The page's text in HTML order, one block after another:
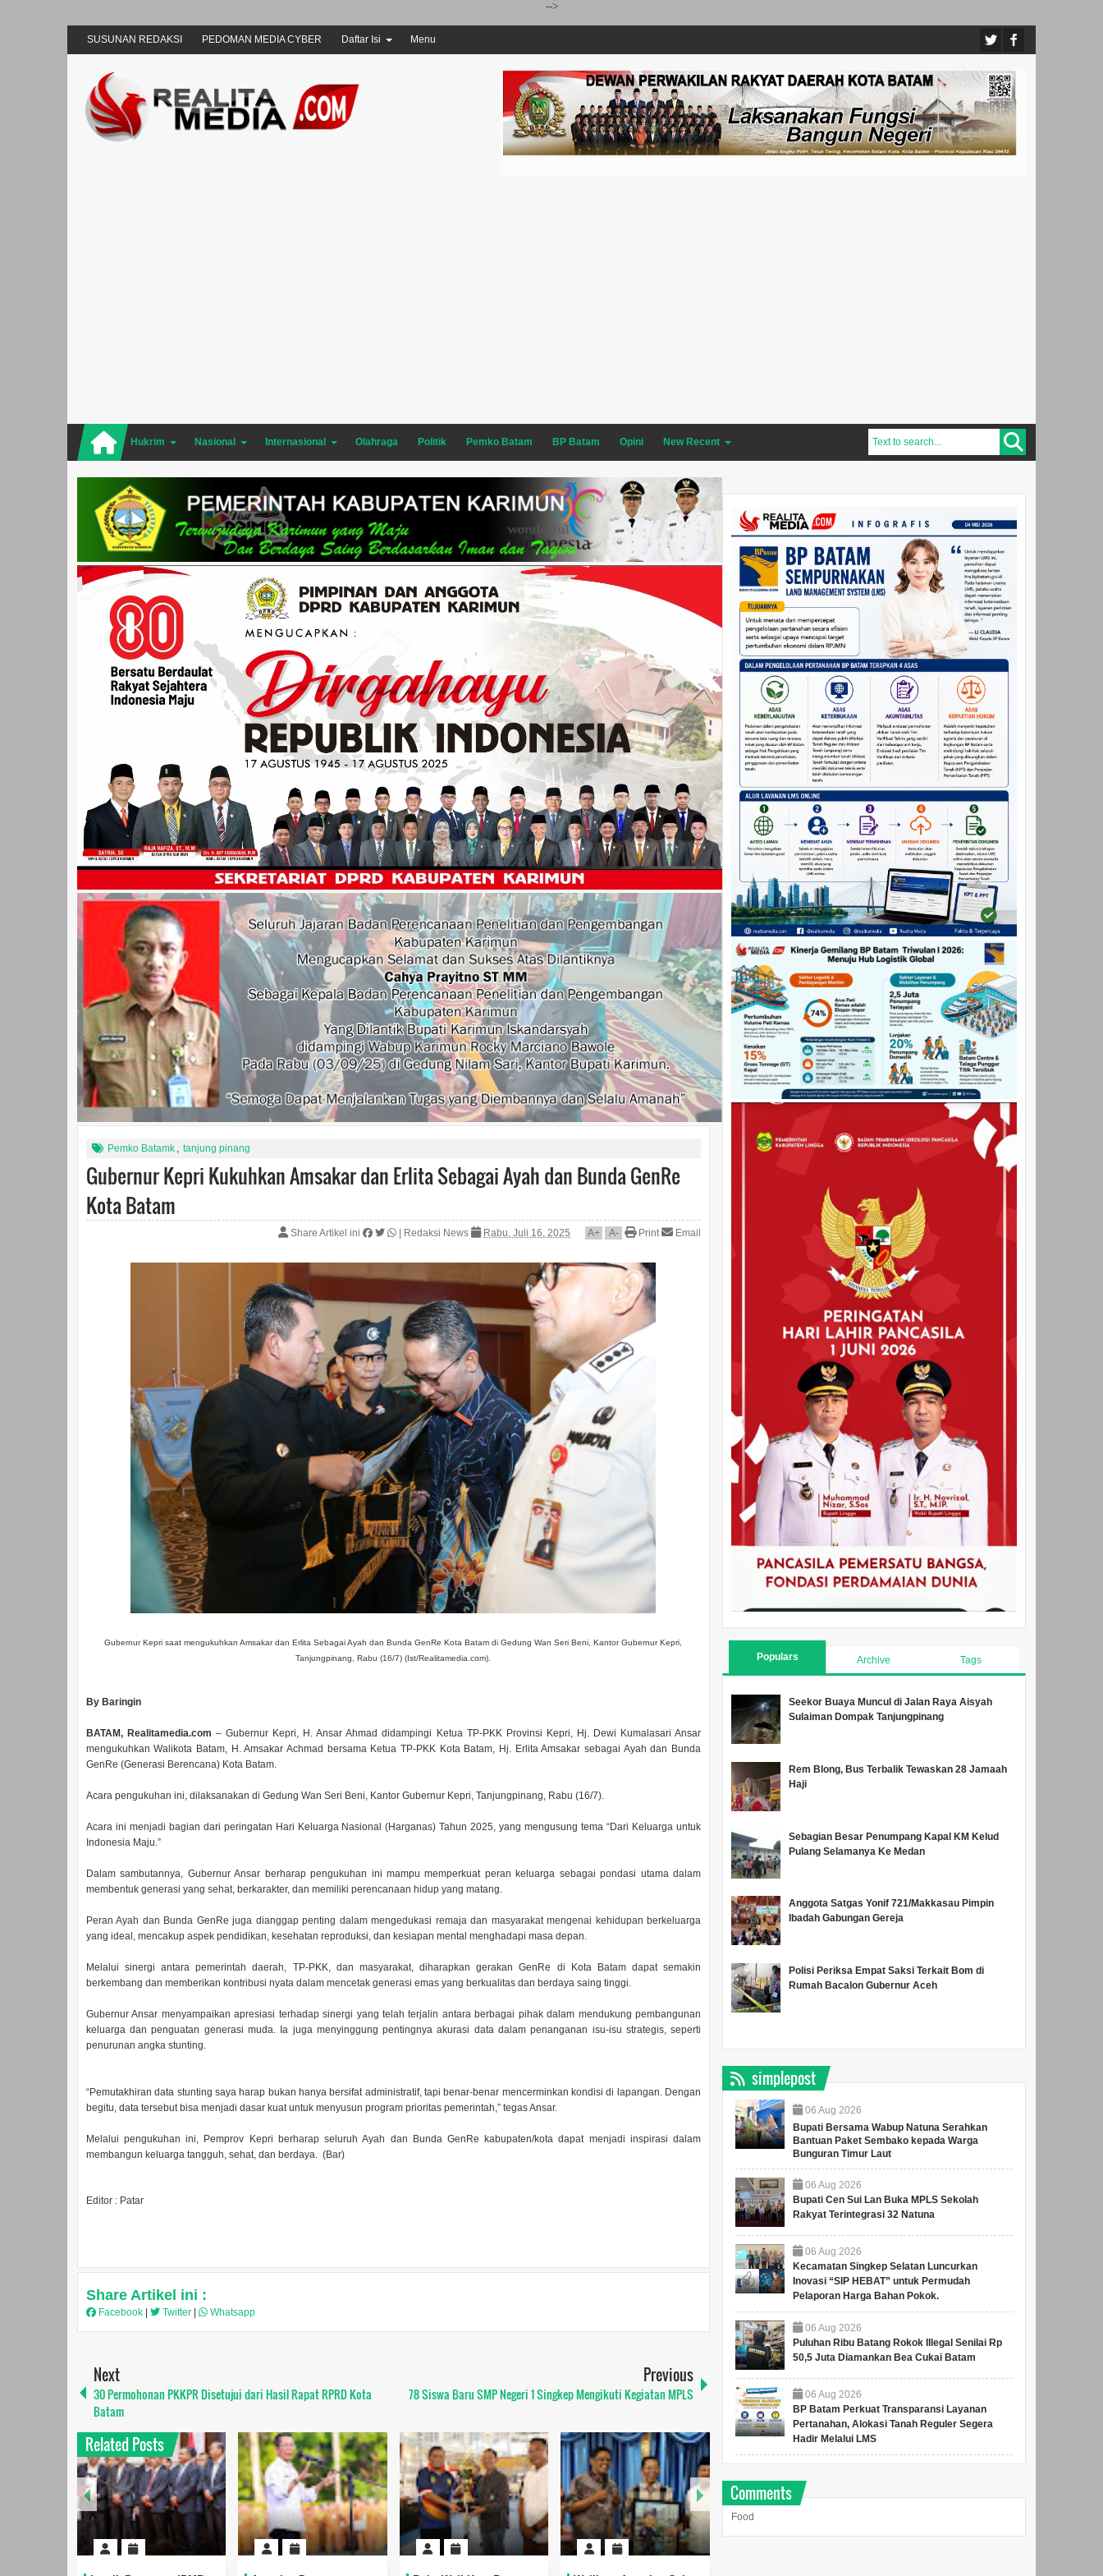
-->
SUSUNAN REDAKSI PEDOMAN MEDIA CYBER Daftar Isi Menu
Hukrim Nasional Internasional Olahraga Politik Pemko Batam BP Batam Opini New Recent
Pemko Batamk , tanjung pinang
Gubernur Kepri Kukuhkan Amsakar dan Erlita Sebagai Ayah dan Bunda GenRe
Kota Batam
Share Artikel ini Redaksi News Rabu, Juli 16, 2025 A+ A- Print Email
Gubernur Kepri saat mengukuhkan Amsakar dan Erlita Sebagai Ayah dan Bunda GenRe Kota Batam di Gedung Wan Seri Beni, Kantor Gubernur Kepri,
Tanjungpinang, Rabu (16/7) (Ist/Realitamedia.com).
By Baringin
BATAM, Realitamedia.com – Gubernur Kepri, H. Ansar Ahmad didampingi Ketua TP-PKK Provinsi Kepri, Hj. Dewi Kumalasari Ansar
mengukuhkan Walikota Batam, H. Amsakar Achmad bersama Ketua TP-PKK Kota Batam, Hj. Erlita Amsakar sebagai Ayah dan Bunda
GenRe (Generasi Berencana) Kota Batam.
Acara pengukuhan ini, dilaksanakan di Gedung Wan Seri Beni, Kantor Gubernur Kepri, Tanjungpinang, Rabu (16/7).
Acara ini menjadi bagian dari peringatan Hari Keluarga Nasional (Harganas) Tahun 2025, yang mengusung tema “Dari Keluarga untuk
Indonesia Maju.”
Dalam sambutannya, Gubernur Ansar berharap pengukuhan ini mampu memperkuat peran keluarga sebagai pondasi utama dalam
membentuk generasi yang sehat, berkarakter, dan memiliki perencanaan hidup yang matang.
Peran Ayah dan Bunda GenRe juga dianggap penting dalam mengedukasi remaja dan masyarakat mengenai kehidupan berkeluarga
yang ideal, mencakup aspek pendidikan, kesehatan reproduksi, dan kesiapan mental menghadapi masa depan.
Melalui sinergi antara pemerintah daerah, TP-PKK, dan masyarakat, diharapkan gerakan GenRe di Kota Batam dapat semakin
berkembang dan memberikan kontribusi nyata dalam mencetak generasi emas yang berkualitas dan berdaya saing tinggi.
Gubernur Ansar menyampaikan apresiasi terhadap sinergi yang telah terjalin antara berbagai pihak dalam mendukung pembangunan
keluarga dan penguatan generasi muda. Ia juga menyinggung pentingnya akurasi data dalam penanganan isu-isu strategis, seperti
penurunan angka stunting.
“Pemutakhiran data stunting saya harap bukan hanya bersifat administratif, tapi benar-benar mencerminkan kondisi di lapangan. Dengan
begitu, data tersebut bisa menjadi dasar kuat untuk menyusun program prioritas pemerintah,” tegas Ansar.
Melalui pengukuhan ini, Pemprov Kepri berharap seluruh Ayah dan Bunda GenRe kabupaten/kota dapat menjadi inspirasi dalam
membangun keluarga tangguh, sehat, dan berdaya. (Bar)
Editor : Patar
Share Artikel ini :
Facebook Twitter Whatsapp
Next
30 Permohonan PKKPR Disetujui dari Hasil Rapat RPRD Kota
Batam
Previous
78 Siswa Baru SMP Negeri 1 Singkep Mengikuti Kegiatan MPLS
Related Posts
Populars Archive Tags
Seekor Buaya Muncul di Jalan Raya Aisyah
Sulaiman Dompak Tanjungpinang
Rem Blong, Bus Terbalik Tewaskan 28 Jamaah
Haji
Sebagian Besar Penumpang Kapal KM Kelud
Pulang Selamanya Ke Medan
Anggota Satgas Yonif 721/Makkasau Pimpin
Ibadah Gabungan Gereja
Polisi Periksa Empat Saksi Terkait Bom di
Rumah Bacalon Gubernur Aceh
simplepost
06 Aug 2026
Bupati Bersama Wabup Natuna Serahkan
Bantuan Paket Sembako kepada Warga
Bunguran Timur Laut
06 Aug 2026
Bupati Cen Sui Lan Buka MPLS Sekolah
Rakyat Terintegrasi 32 Natuna
06 Aug 2026
Kecamatan Singkep Selatan Luncurkan
Inovasi “SIP HEBAT” untuk Permudah
Pelaporan Harga Bahan Pokok.
06 Aug 2026
Puluhan Ribu Batang Rokok Illegal Senilai Rp
50,5 Juta Diamankan Bea Cukai Batam
06 Aug 2026
BP Batam Perkuat Transparansi Layanan
Pertanahan, Alokasi Tanah Reguler Segera
Hadir Melalui LMS
Comments
Food